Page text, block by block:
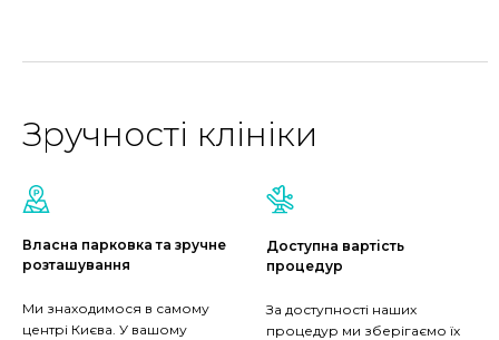
Зручності клініки
Власна парковка та зручне
розташування
Ми знаходимося в самому
центрі Києва. У вашому
Доступна вартість
процедур
За доступності наших
процедур ми зберігаємо їх